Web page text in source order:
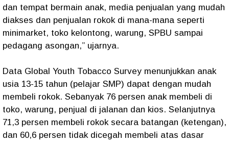
dan tempat bermain anak, media penjualan yang mudah
diakses dan penjualan rokok di mana-mana seperti
minimarket, toko kelontong, warung, SPBU sampai
pedagang asongan,” ujarnya.
Data Global Youth Tobacco Survey menunjukkan anak
usia 13-15 tahun (pelajar SMP) dapat dengan mudah
membeli rokok. Sebanyak 76 persen anak membeli di
toko, warung, penjual di jalanan dan kios. Selanjutnya
71,3 persen membeli rokok secara batangan (ketengan),
dan 60,6 persen tidak dicegah membeli atas dasar